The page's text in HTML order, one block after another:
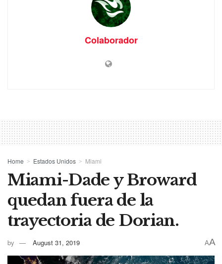
Colaborador
Home Estados Unidos Miami
Miami-Dade y Broward
quedan fuera de la
trayectoria de Dorian.
by August 31, 2019 AA